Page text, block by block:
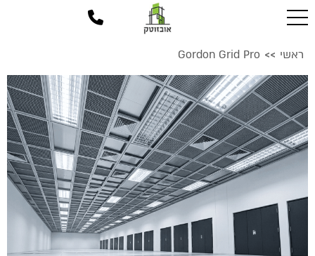
ראשי >>
Gordon Grid Pro